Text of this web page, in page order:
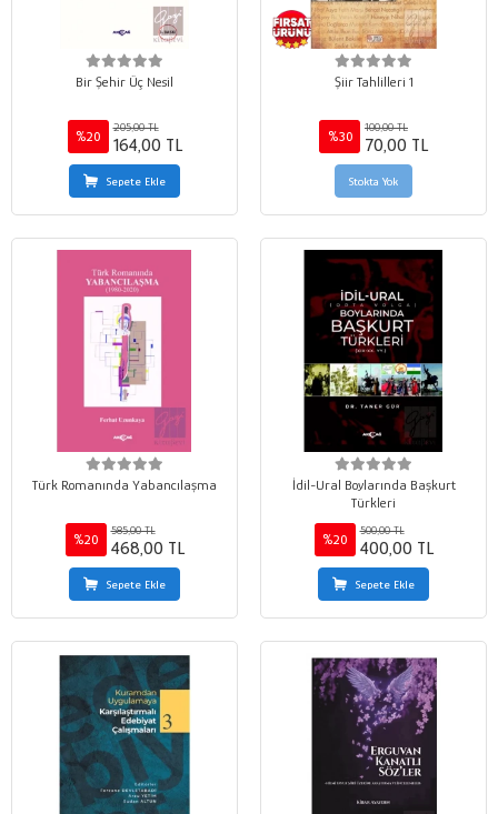
Bir Şehir Üç Nesil
%20
205,00 TL
164,00 TL
Sepete Ekle
Şiir Tahlilleri 1
%30
100,00 TL
70,00 TL
Stokta Yok
Türk Romanında Yabancılaşma
%20
585,00 TL
468,00 TL
Sepete Ekle
İdil-Ural Boylarında Başkurt
Türkleri
%20
500,00 TL
400,00 TL
Sepete Ekle